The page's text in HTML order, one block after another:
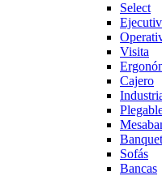
Select
Visita
Cajero
Sofás
Bancas